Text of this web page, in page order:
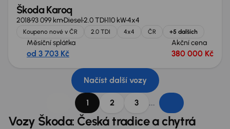
Škoda Karoq
201893 099 kmDiesel2.0 TDI110 kW4x4
Koupeno nové v ČR 2.0 TDI 4x4 ČR +5 dalších
Měsíční splátka
od 3 703 Kč
Akční cena
380 000 Kč
Načíst další vozy
1 2 3 ...
Vozy Škoda: Česká tradice a chytrá